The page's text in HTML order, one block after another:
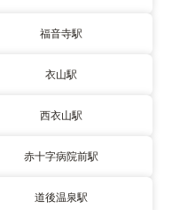
福音寺駅
衣山駅
西衣山駅
赤十字病院前駅
道後温泉駅